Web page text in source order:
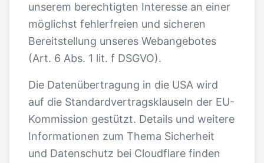
unserem berechtigten Interesse an einer
möglichst fehlerfreien und sicheren
Bereitstellung unseres Webangebotes
(Art. 6 Abs. 1 lit. f DSGVO).
Die Datenübertragung in die USA wird
auf die Standardvertragsklauseln der EU-
Kommission gestützt. Details und weitere
Informationen zum Thema Sicherheit
und Datenschutz bei Cloudflare finden